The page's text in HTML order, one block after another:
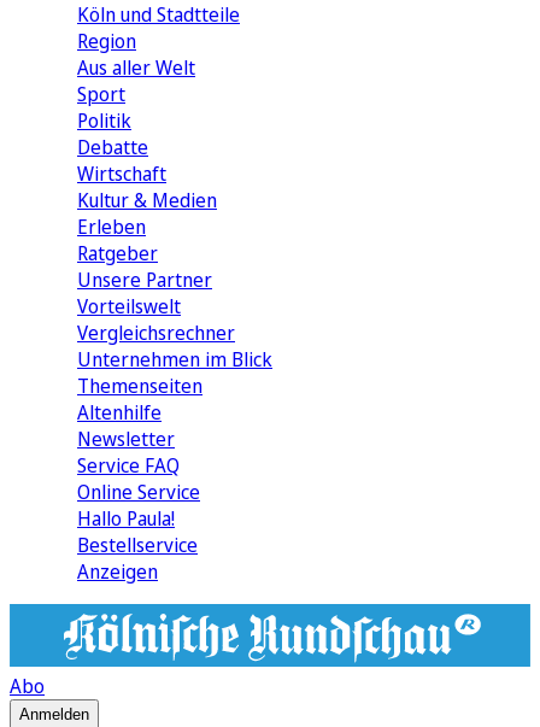
Köln und Stadtteile
Region
Aus aller Welt
Sport
Politik
Debatte
Wirtschaft
Kultur & Medien
Erleben
Ratgeber
Unsere Partner
Vorteilswelt
Vergleichsrechner
Unternehmen im Blick
Themenseiten
Altenhilfe
Newsletter
Service FAQ
Online Service
Hallo Paula!
Bestellservice
Anzeigen
Abo
Anmelden